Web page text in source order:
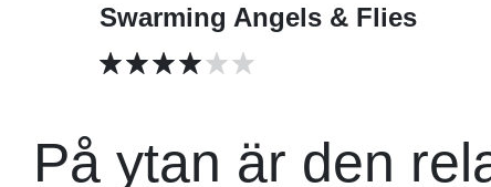
Swarming Angels & Flies
På ytan är den